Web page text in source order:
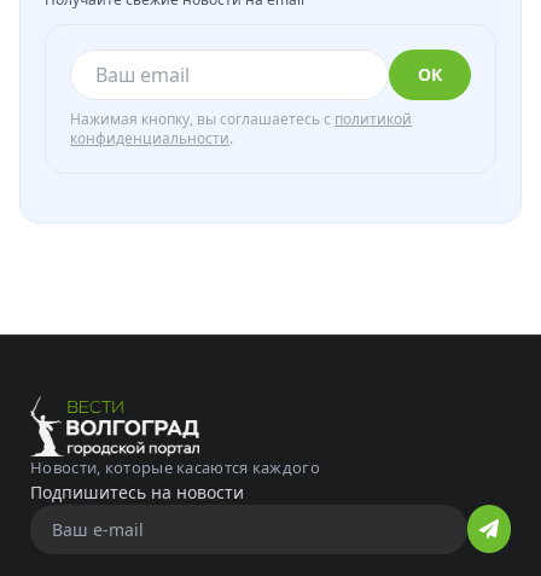
ОК
Нажимая кнопку, вы соглашаетесь с политикой
конфиденциальности.
Новости, которые касаются каждого
Подпишитесь на новости